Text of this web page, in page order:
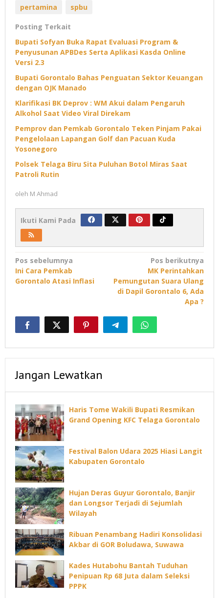
pertamina
spbu
Posting Terkait
Bupati Sofyan Buka Rapat Evaluasi Program &
Penyusunan APBDes Serta Aplikasi Kasda Online
Versi 2.3
Bupati Gorontalo Bahas Penguatan Sektor Keuangan
dengan OJK Manado
Klarifikasi BK Deprov : WM Akui dalam Pengaruh
Alkohol Saat Video Viral Direkam
Pemprov dan Pemkab Gorontalo Teken Pinjam Pakai
Pengelolaan Lapangan Golf dan Pacuan Kuda
Yosonegoro
Polsek Telaga Biru Sita Puluhan Botol Miras Saat
Patroli Rutin
oleh M Ahmad
Ikuti Kami Pada
Navigasi
pos
Pos sebelumnya
Ini Cara Pemkab
Gorontalo Atasi Inflasi
Pos berikutnya
MK Perintahkan
Pemungutan Suara Ulang
di Dapil Gorontalo 6, Ada
Apa ?
Jangan Lewatkan
Haris Tome Wakili Bupati Resmikan
Grand Opening KFC Telaga Gorontalo
Festival Balon Udara 2025 Hiasi Langit
Kabupaten Gorontalo
Hujan Deras Guyur Gorontalo, Banjir
dan Longsor Terjadi di Sejumlah
Wilayah
Ribuan Penambang Hadiri Konsolidasi
Akbar di GOR Boludawa, Suwawa
Kades Hutabohu Bantah Tuduhan
Penipuan Rp 68 Juta dalam Seleksi
PPPK